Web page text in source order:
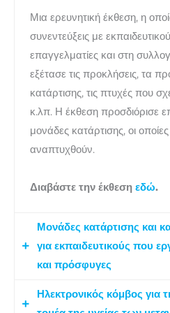
Μια ερευνητική έκθεση, η
συνεντεύξεις με
επαγγελματίες και στη
εξέτασε τις προκλήσεις, τα
κατάρτισης, τις πτυχές που
κ.λπ. Η έκθεση προσδιόρισε
μονάδες κατάρτισης, οι
αναπτυχθούν.
Διαβάστε την έκθεση εδώ.
Μονάδες κατάρτισης και
για εκπαιδευτικούς που
και πρόσφυγες
Ηλεκτρονικός κόμβος για